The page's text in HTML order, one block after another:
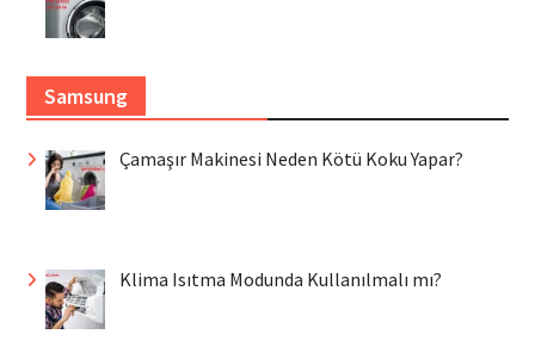
Samsung
Çamaşır Makinesi Neden Kötü Koku Yapar?
Klima Isıtma Modunda Kullanılmalı mı?